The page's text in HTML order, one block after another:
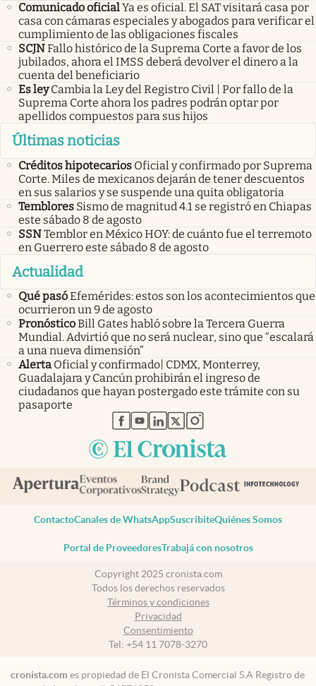
Comunicado oficialYa es oficial. El SAT visitará casa por
casa con cámaras especiales y abogados para verificar el
cumplimiento de las obligaciones fiscales
SCJNFallo histórico de la Suprema Corte a favor de los
jubilados, ahora el IMSS deberá devolver el dinero a la
cuenta del beneficiario
Es ley Cambia la Ley del Registro Civil | Por fallo de la
Suprema Corte ahora los padres podrán optar por
apellidos compuestos para sus hijos
Últimas noticias
Créditos hipotecarios Oficial y confirmado por Suprema
Corte. Miles de mexicanos dejarán de tener descuentos
en sus salarios y se suspende una quita obligatoria
Temblores Sismo de magnitud 4.1 se registró en Chiapas
este sábado 8 de agosto
SSNTemblor en México HOY: de cuánto fue el terremoto
en Guerrero este sábado 8 de agosto
Actualidad
Qué pasóEfemérides: estos son los acontecimientos que
ocurrieron un 9 de agosto
PronósticoBill Gates habló sobre la Tercera Guerra
Mundial. Advirtió que no será nuclear, sino que “escalará
a una nueva dimensión”
Alerta Oficial y confirmado| CDMX, Monterrey,
Guadalajara y Cancún prohibirán el ingreso de
ciudadanos que hayan postergado este trámite con su
pasaporte
abre en nueva pestaña
abre en nueva pestaña
abre en nueva pestaña
abre en nueva pestaña
abre en nueva pestaña
ContactoCanales de WhatsAppSuscribiteQuiénes Somos
Portal de ProveedoresTrabajá con nosotros
Copyright 2025 cronista.com
Todos los derechos reservados
Términos y condiciones
Privacidad
Consentimiento
Tel: +54 11 7078-3270
cronista.com es propiedad de El Cronista Comercial S.A Registro de